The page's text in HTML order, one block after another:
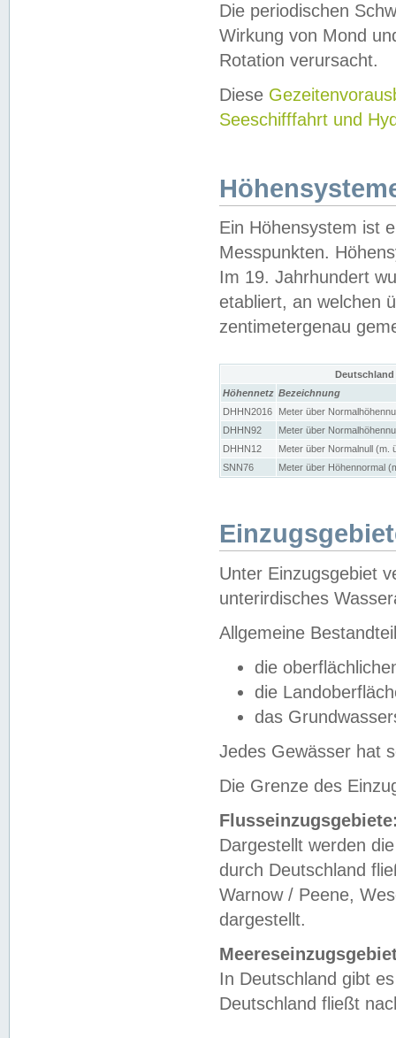
Die periodischen
Wirkung von Mond
Rotation verursacht.
Diese
Seeschifffahrt und
Ein Höhensystem ist
Messpunkten.
Im 19. Jahrhundert
etabliert, an welchen
zentimetergenau
Höhennetz Bezeichnung
DHHN2016
Meter über
DHHN92
Meter über
DHHN12
Meter über Normalnull (m.
SNN76
Meter über Höhennormal
Unter Einzugsgebiet
unterirdisches
Allgemeine
die
die
das
Jedes Gewässer hat
Die Grenze des
Dargestellt werden
durch Deutschland
Warnow / Peene,
dargestellt.
In Deutschland gibt
Deutschland fließt